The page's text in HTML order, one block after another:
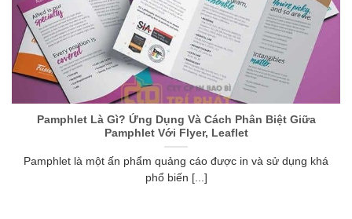
Pamphlet Là Gì? Ứng Dụng Và Cách Phân Biệt Giữa
Pamphlet Với Flyer, Leaflet
Pamphlet là một ấn phẩm quảng cáo được in và sử dụng khá
phổ biến [...]